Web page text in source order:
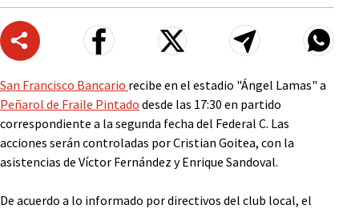
San Francisco Bancario recibe en el estadio "Ángel Lamas" a
Peñarol de Fraile Pintado desde las 17:30 en partido
correspondiente a la segunda fecha del Federal C. Las
acciones serán controladas por Cristian Goitea, con la
asistencias de Víctor Fernández y Enrique Sandoval.
De acuerdo a lo informado por directivos del club local, el